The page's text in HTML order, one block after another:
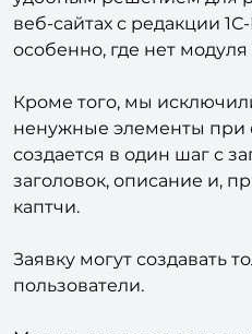
добавления и обработки
удобным решением для
веб-сайтах с редакции
Кроме того, мы
ненужные элементы при
создается в один шаг с
заголовок, описание и,
Заявку могут создавать